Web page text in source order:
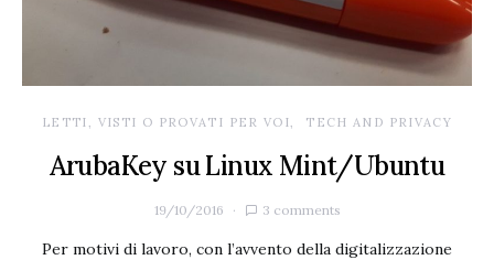
LETTI, VISTI O PROVATI PER VOI TECH AND PRIVACY
ArubaKey su Linux Mint/Ubuntu
19/10/2016 3 comments
Per motivi di lavoro, con l’avvento della digitalizzazione